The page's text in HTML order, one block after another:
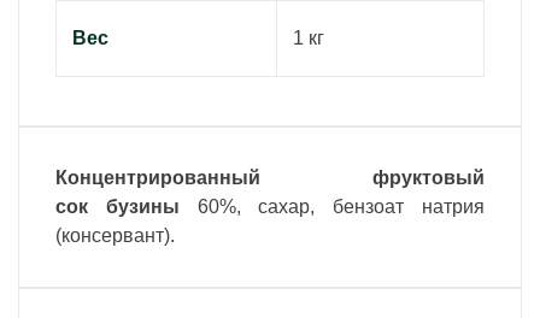
Вес 1 кг
Концентрированный фруктовый
сок бузины
60%, сахар, бензоат натрия
(консервант).